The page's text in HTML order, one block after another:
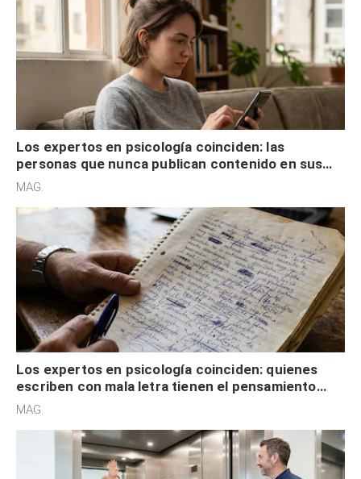
Los expertos en psicología coinciden: las
personas que nunca publican contenido en sus
redes sociales no pretenden buscar validación
MAG.
Los expertos en psicología coinciden: quienes
escriben con mala letra tienen el pensamiento
acelerado y no lo hacen por desinterés
MAG.